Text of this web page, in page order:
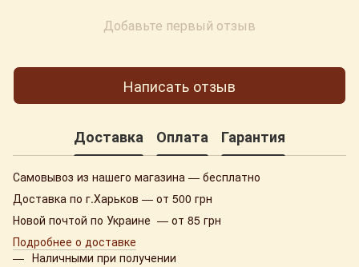
Добавьте первый отзыв
Написать отзыв
Доставка Оплата Гарантия
Самовывоз из нашего магазина — бесплатно
Доставка по г.Харьков — от 500 грн
Новой почтой по Украине — от 85 грн
Подробнее о доставке
Наличными при получении